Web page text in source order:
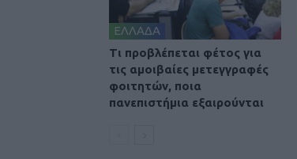
ΕΛΛΑΔΑ
Τι προβλέπεται φέτος για
τις αμοιβαίες μετεγγραφές
φοιτητών, ποια
πανεπιστήμια εξαιρούνται